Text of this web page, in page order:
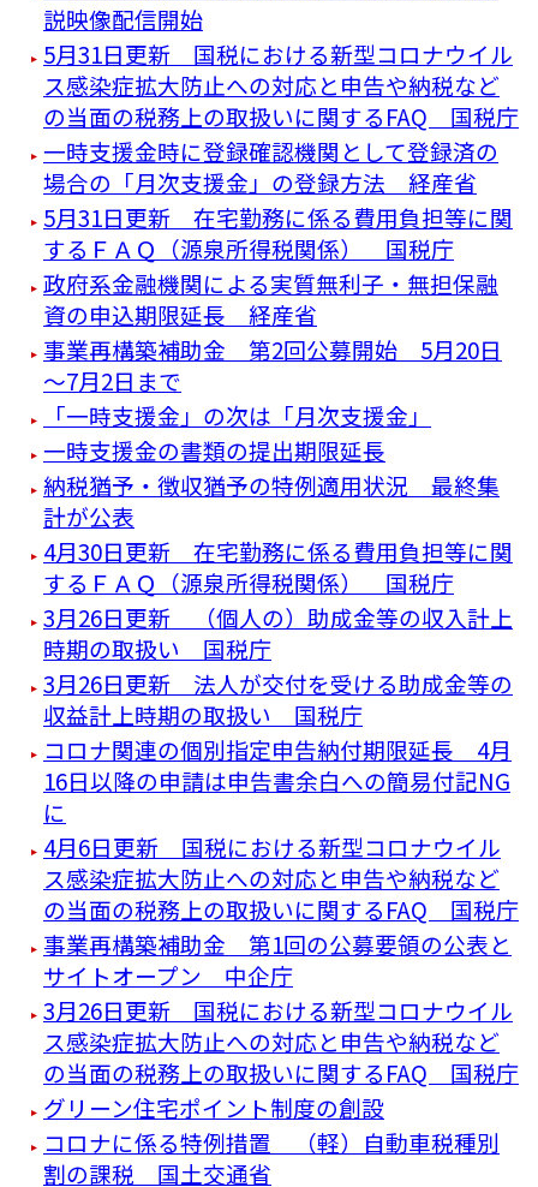
説映像配信開始
5月31日更新 国税における新型コロナウイル
ス感染症拡大防止への対応と申告や納税など
の当面の税務上の取扱いに関するFAQ 国税庁
一時支援金時に登録確認機関として登録済の
場合の「月次支援金」の登録方法 経産省
5月31日更新 在宅勤務に係る費用負担等に関
するＦＡＱ（源泉所得税関係） 国税庁
政府系金融機関による実質無利子・無担保融
資の申込期限延長 経産省
事業再構築補助金 第2回公募開始 5月20日
～7月2日まで
「一時支援金」の次は「月次支援金」
一時支援金の書類の提出期限延長
納税猶予・徴収猶予の特例適用状況 最終集
計が公表
4月30日更新 在宅勤務に係る費用負担等に関
するＦＡＱ（源泉所得税関係） 国税庁
3月26日更新 （個人の）助成金等の収入計上
時期の取扱い 国税庁
3月26日更新 法人が交付を受ける助成金等の
収益計上時期の取扱い 国税庁
コロナ関連の個別指定申告納付期限延長 4月
16日以降の申請は申告書余白への簡易付記NG
に
4月6日更新 国税における新型コロナウイル
ス感染症拡大防止への対応と申告や納税など
の当面の税務上の取扱いに関するFAQ 国税庁
事業再構築補助金 第1回の公募要領の公表と
サイトオープン 中企庁
3月26日更新 国税における新型コロナウイル
ス感染症拡大防止への対応と申告や納税など
の当面の税務上の取扱いに関するFAQ 国税庁
グリーン住宅ポイント制度の創設
コロナに係る特例措置 （軽）自動車税種別
割の課税 国土交通省